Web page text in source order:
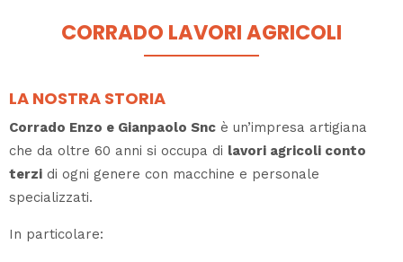
CORRADO LAVORI AGRICOLI
LA NOSTRA STORIA
Corrado Enzo e Gianpaolo Snc è un’impresa artigiana
che da oltre 60 anni si occupa di lavori agricoli conto
terzi di ogni genere con macchine e personale
specializzati.
In particolare: